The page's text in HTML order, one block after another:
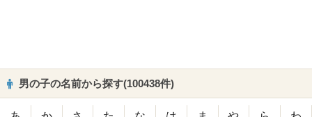
男の子の名前から探す(100438件)